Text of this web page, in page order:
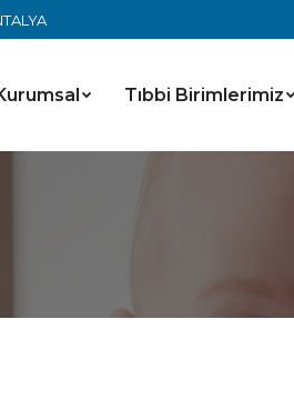
Tıbbi Birimlerimiz